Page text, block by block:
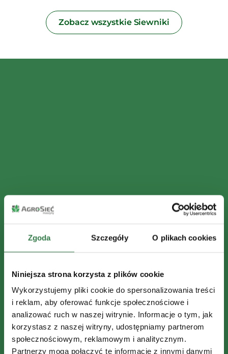
Zgoda Szczegóły O plikach cookies
Niniejsza strona korzysta z plików cookie
Wykorzystujemy pliki cookie do spersonalizowania treści
i reklam, aby oferować funkcje społecznościowe i
analizować ruch w naszej witrynie. Informacje o tym, jak
korzystasz z naszej witryny, udostępniamy partnerom
społecznościowym, reklamowym i analitycznym.
Partnerzy mogą połączyć te informacje z innymi danymi
Zobacz wszystkie Siewniki